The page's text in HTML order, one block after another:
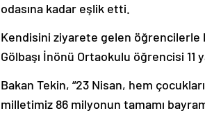
odasına kadar eşlik etti.
Kendisini ziyarete gelen öğrencilerle
Gölbaşı İnönü Ortaokulu öğrencisi 11
Bakan Tekin, “23 Nisan, hem
milletimiz 86 milyonun tamamı